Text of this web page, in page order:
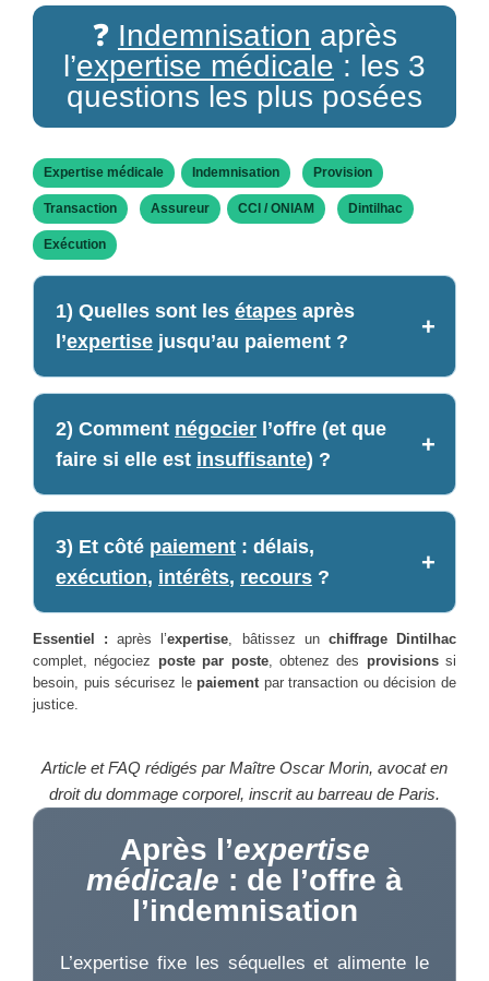
❓ Indemnisation après
l’expertise médicale : les 3
questions les plus posées
Expertise médicale Indemnisation Provision
Transaction Assureur CCI / ONIAM Dintilhac
Exécution
1) Quelles sont les étapes après
l’expertise jusqu’au paiement ?
2) Comment négocier l’offre (et que
faire si elle est insuffisante) ?
3) Et côté paiement : délais,
exécution, intérêts, recours ?
Essentiel : après l’expertise, bâtissez un chiffrage Dintilhac
complet, négociez poste par poste, obtenez des provisionssi
besoin, puis sécurisez le paiementpar transaction ou décision de
justice.
Article et FAQ rédigés par Maître Oscar Morin, avocat en
droit du dommage corporel, inscrit au barreau de Paris.
Après l’expertise
médicale : de l’offre à
l’indemnisation
L’expertise fixe les séquelles et alimente le